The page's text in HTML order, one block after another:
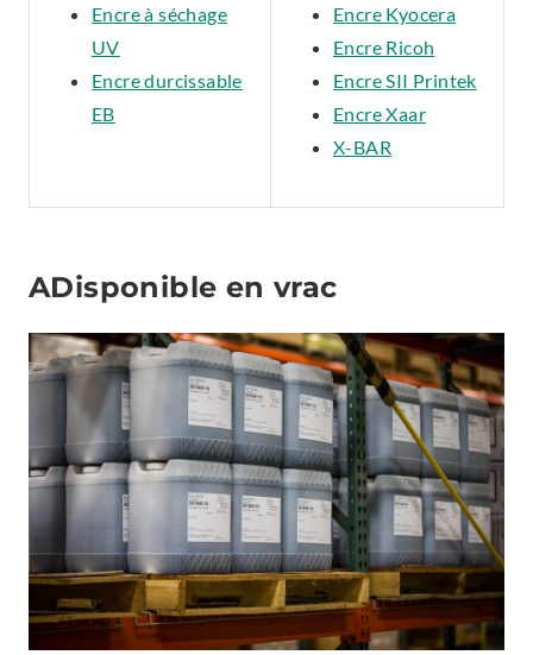
Encre à séchage
UV
Encre durcissable
EB
Encre Kyocera
Encre Ricoh
Encre SII Printek
Encre Xaar
X-BAR
ADisponible en vrac